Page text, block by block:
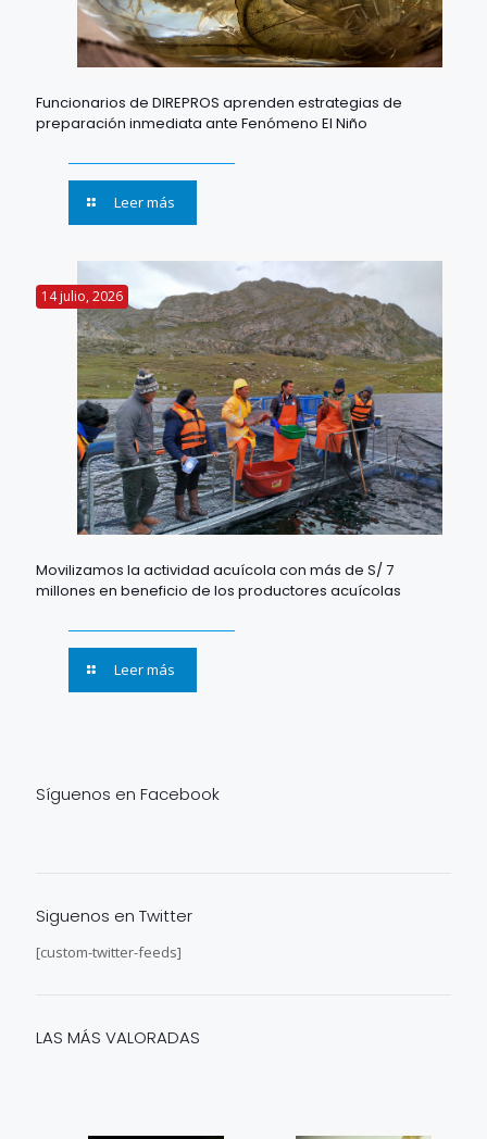
Funcionarios de DIREPROS aprenden estrategias de
preparación inmediata ante Fenómeno El Niño
Leer más
14 julio, 2026
Movilizamos la actividad acuícola con más de S/ 7
millones en beneficio de los productores acuícolas
Leer más
Síguenos en Facebook
Siguenos en Twitter
[custom-twitter-feeds]
LAS MÁS VALORADAS